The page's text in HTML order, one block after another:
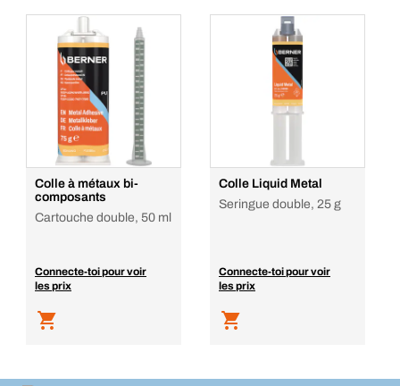
Colle à métaux bi-
composants
Cartouche double, 50 ml
Connecte-toi pour voir
les prix
Colle Liquid Metal
Seringue double, 25 g
Connecte-toi pour voir
les prix